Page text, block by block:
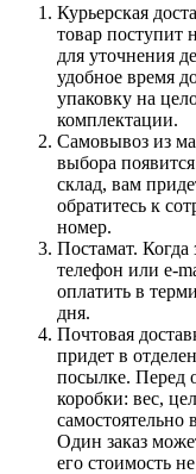
Курьерская
товар поступит
для уточнения
удобное время
упаковку на
комплектации.
Самовывоз из
выбора
склад, вам
обратитесь к
номер.
Постамат. Когда
телефон или e-
оплатить в
дня.
Почтовая
придет в
посылке. Перед
коробки: вес,
самостоятельно
Один заказ
его стоимость